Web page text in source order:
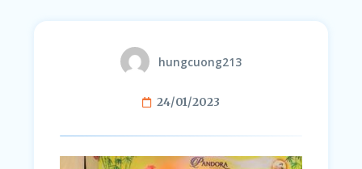
hungcuong213
24/01/2023